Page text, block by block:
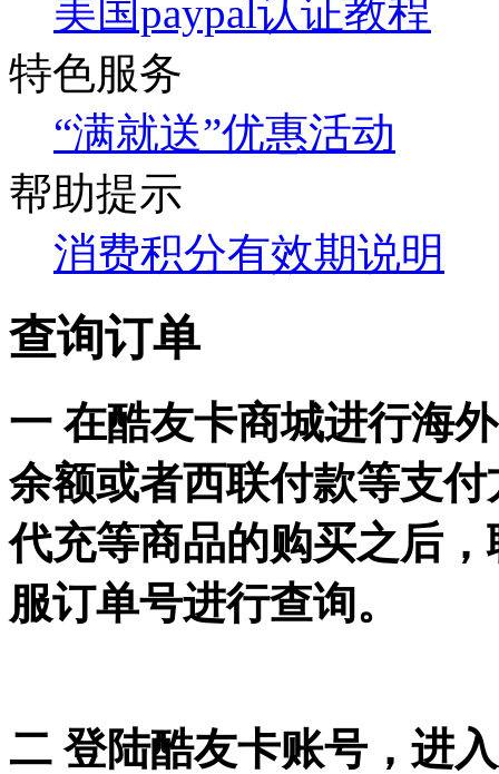
美国paypal认证教程
特色服务
“满就送”优惠活动
帮助提示
消费积分有效期说明
查询订单
一 在酷友卡商城进行海
余额或者西联付款等支
代充等商品的购买之后
服订单号进行查询。
二 登陆酷友卡账号， 进